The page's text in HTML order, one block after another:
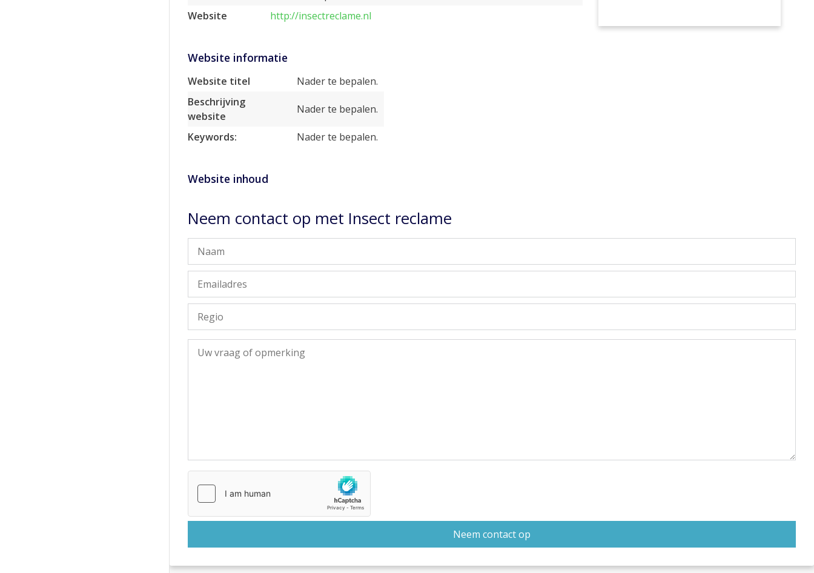
Website
http://insectreclame.nl
Website informatie
Website titel
Nader te bepalen.
Beschrijving
website
Nader te bepalen.
Keywords: Nader te bepalen.
Website inhoud
Neem contact op met Insect reclame